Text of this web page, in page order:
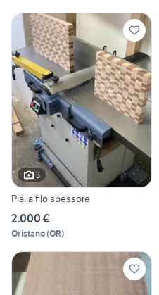
3
Pialla filo spessore
2.000 €
Oristano(OR)